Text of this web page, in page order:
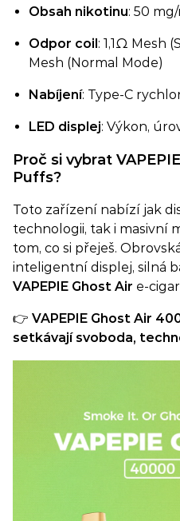
Obsah nikotinu: 50 mg/
Odpor coil: 1,1Ω Mesh
Mesh (Normal Mode)
Nabíjení: Type-C
LED displej: Výkon,
Proč si vybrat
Puffs?
Toto zařízení nabízí jak
technologii, tak i masivní
tom, co si přeješ.
inteligentní displej, silná
VAPEPIE Ghost Air e-
👉 VAPEPIE Ghost Air
setkávají svoboda,